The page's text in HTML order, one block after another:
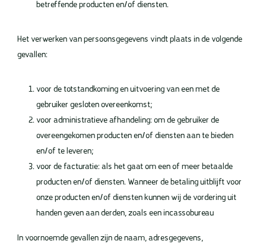
betreffende producten en/of diensten.
Het verwerken van persoonsgegevens vindt plaats in de volgende
gevallen:
voor de totstandkoming en uitvoering van een met de
gebruiker gesloten overeenkomst;
voor administratieve afhandeling: om de gebruiker de
overeengekomen producten en/of diensten aan te bieden
en/of te leveren;
voor de facturatie: als het gaat om een of meer betaalde
producten en/of diensten. Wanneer de betaling uitblijft voor
onze producten en/of diensten kunnen wij de vordering uit
handen geven aan derden, zoals een incassobureau
In voornoemde gevallen zijn de naam, adresgegevens,